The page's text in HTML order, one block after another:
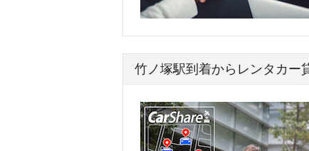
竹ノ塚駅到着からレンタカー